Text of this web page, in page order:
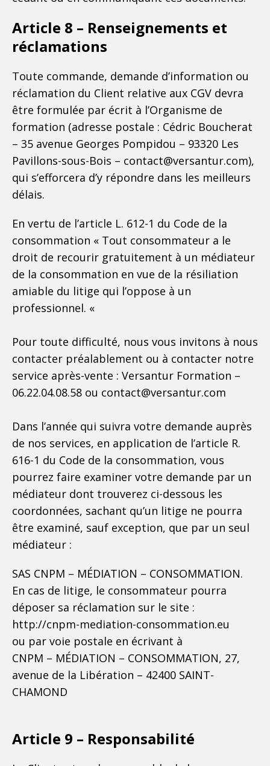
Article 8 – Renseignements et
réclamations
Toute commande, demande d’information ou
réclamation du Client relative aux CGV devra
être formulée par écrit à l’Organisme de
formation (adresse postale : Cédric Boucherat
– 35 avenue Georges Pompidou – 93320 Les
Pavillons-sous-Bois – contact@versantur.com),
qui s’efforcera d’y répondre dans les meilleurs
délais.
En vertu de l’article L. 612-1 du Code de la
consommation « Tout consommateur a le
droit de recourir gratuitement à un médiateur
de la consommation en vue de la résiliation
amiable du litige qui l’oppose à un
professionnel. «
Pour toute difficulté, nous vous invitons à nous
contacter préalablement ou à contacter notre
service après-vente : Versantur Formation –
06.22.04.08.58 ou contact@versantur.com
Dans l’année qui suivra votre demande auprès
de nos services, en application de l’article R.
616-1 du Code de la consommation, vous
pourrez faire examiner votre demande par un
médiateur dont trouverez ci-dessous les
coordonnées, sachant qu’un litige ne pourra
être examiné, sauf exception, que par un seul
médiateur :
SAS CNPM – MÉDIATION – CONSOMMATION.
En cas de litige, le consommateur pourra
déposer sa réclamation sur le site :
http://cnpm-mediation-consommation.eu
ou par voie postale en écrivant à
CNPM – MÉDIATION – CONSOMMATION, 27,
avenue de la Libération – 42400 SAINT-
CHAMOND
Article 9 – Responsabilité